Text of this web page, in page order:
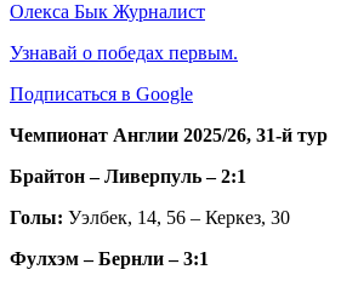
Олекса Бык Журналист
Узнавай о победах первым.
Подписаться в Google
Чемпионат Англии 2025/26, 31-й тур
Брайтон – Ливерпуль – 2:1
Голы: Уэлбек, 14, 56 – Керкез, 30
Фулхэм – Бернли – 3:1